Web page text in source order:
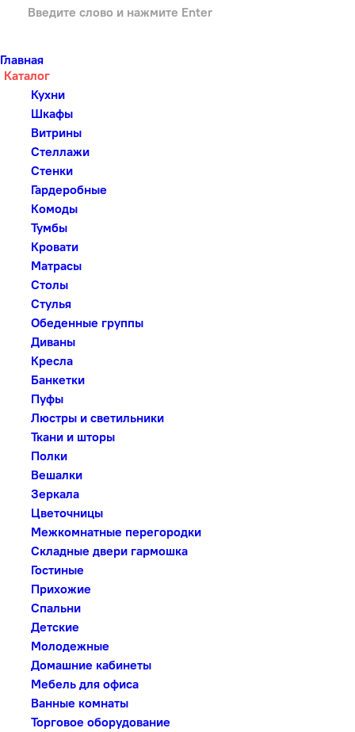
Главная
Каталог
Кухни
Шкафы
Витрины
Стеллажи
Стенки
Гардеробные
Комоды
Тумбы
Кровати
Матрасы
Столы
Стулья
Обеденные группы
Диваны
Кресла
Банкетки
Пуфы
Люстры и светильники
Ткани и шторы
Полки
Вешалки
Зеркала
Цветочницы
Межкомнатные перегородки
Складные двери гармошка
Гостиные
Прихожие
Спальни
Детские
Молодежные
Домашние кабинеты
Мебель для офиса
Ванные комнаты
Торговое оборудование